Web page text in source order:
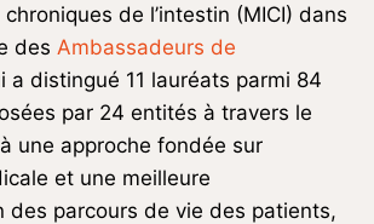
de l’intestin (MICI) dans
des Ambassadeurs de
a distingué 11 lauréats parmi 84
par 24 entités à travers le
une approche fondée sur
et une meilleure
des parcours de vie des patients,